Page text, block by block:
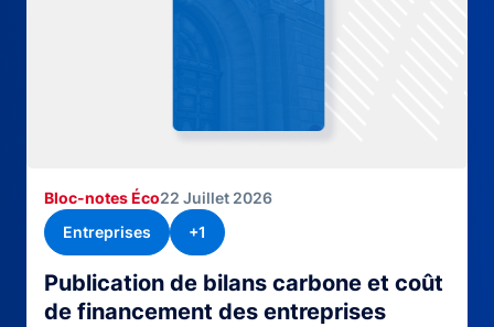
Publication de bilans carbone et coût
de financement des entreprises
Bloc-notes Éco22 Juillet 2026
Entreprises
+1